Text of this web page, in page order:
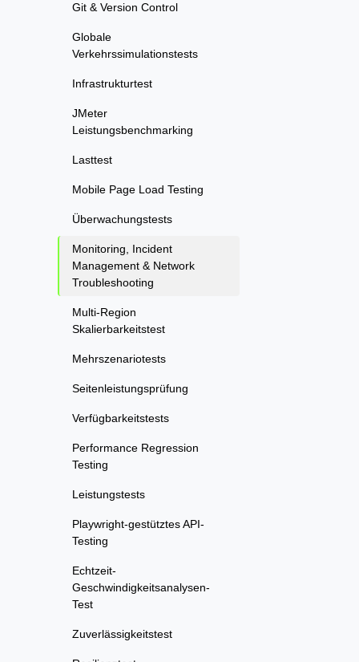
Git & Version Control
Globale
Verkehrssimulationstests
Infrastrukturtest
JMeter
Leistungsbenchmarking
Lasttest
Mobile Page Load Testing
Überwachungstests
Monitoring, Incident
Management & Network
Troubleshooting
Multi-Region
Skalierbarkeitstest
Mehrszenariotests
Seitenleistungsprüfung
Verfügbarkeitstests
Performance Regression
Testing
Leistungstests
Playwright-gestütztes API-
Testing
Echtzeit-
Geschwindigkeitsanalysen-
Test
Zuverlässigkeitstest